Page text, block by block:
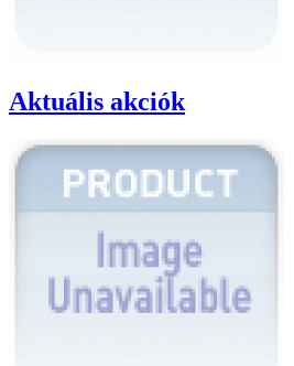
Aktuális akciók